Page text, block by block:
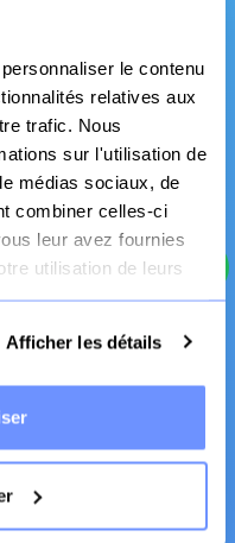
le contenu
relatives aux
trafic. Nous
sur l'utilisation de
médias sociaux, de
combiner celles-ci
leur avez fournies
utilisation de leurs
Afficher les détails